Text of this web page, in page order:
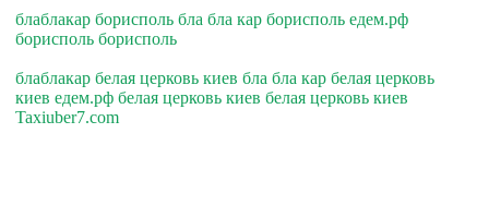
блаблакар борисполь бла бла кар борисполь едем.рф
борисполь борисполь
блаблакар белая церковь киев бла бла кар белая церковь
киев едем.рф белая церковь киев белая церковь киев
Taxiuber7.com